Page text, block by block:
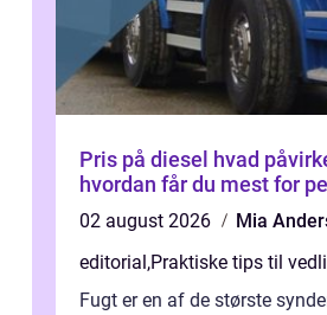
Pris på diesel hvad påvirker den, og
hvordan får du mest for
02 august 2026
Mia
editorial,Praktiske tips til
Fugt er en af de største